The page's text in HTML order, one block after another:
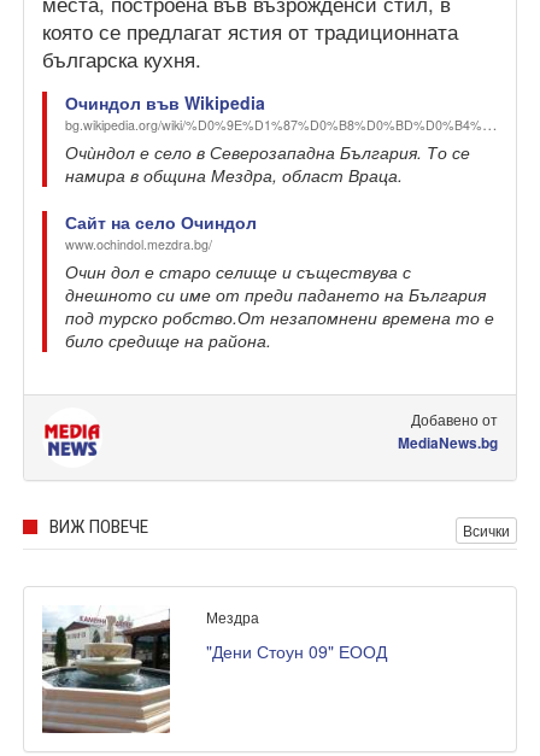
която се предлагат ястия от традиционната
българска кухня.
Очиндол във Wikipedia
bg.wikipedia.org/wiki/%D0%9E%D1%87%D0%B8%D0%BD%D0%B4%D0%BE%D0%BB
Очѝндол е село в Северозападна България. То се
намира в община Мездра, област Враца.
Сайт на село Очиндол
www.ochindol.mezdra.bg/
Очин дол е старо селище и съществува с
днешното си име от преди падането на България
под турско робство.От незапомнени времена то е
било средище на района.
Добавено от
MediaNews.bg
ВИЖ ПОВЕЧЕ Всички
Мездра
"Дени Стоун 09" ЕООД